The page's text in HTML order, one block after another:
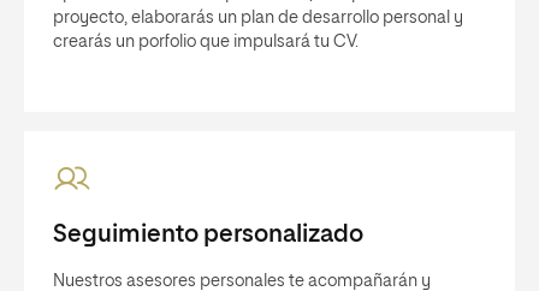
proyecto, elaborarás un plan de desarrollo personal y
crearás un porfolio que impulsará tu CV.
Seguimiento personalizado
Nuestros asesores personales te acompañarán y